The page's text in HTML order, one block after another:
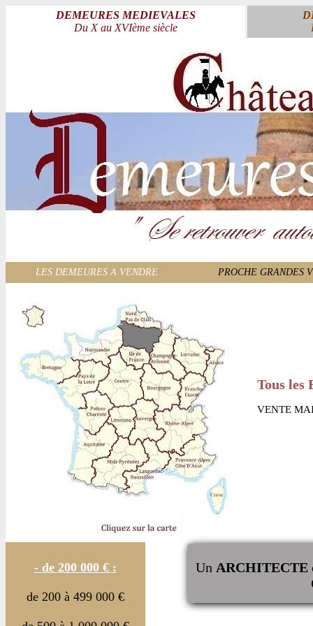
DEMEURES MEDIEVALES
Du X au XVIème siècle
LES DEMEURES A VENDRE PROCHE GRANDES
- de 200 000 € :
de 200 à 499 000 €
Tous les
VENTE
Un ARCHITECTE